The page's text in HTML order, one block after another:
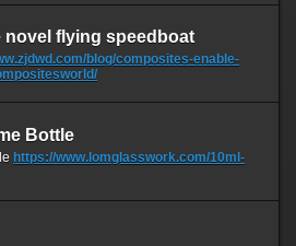
novel flying speedboat
blog/composites-enable-
Bottle
https://www.lomglasswork.com/10ml-